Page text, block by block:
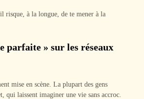
risque, à la longue, de te mener à la
parfaite » sur les réseaux
mise en scène. La plupart des gens
qui laissent imaginer une vie sans accroc.